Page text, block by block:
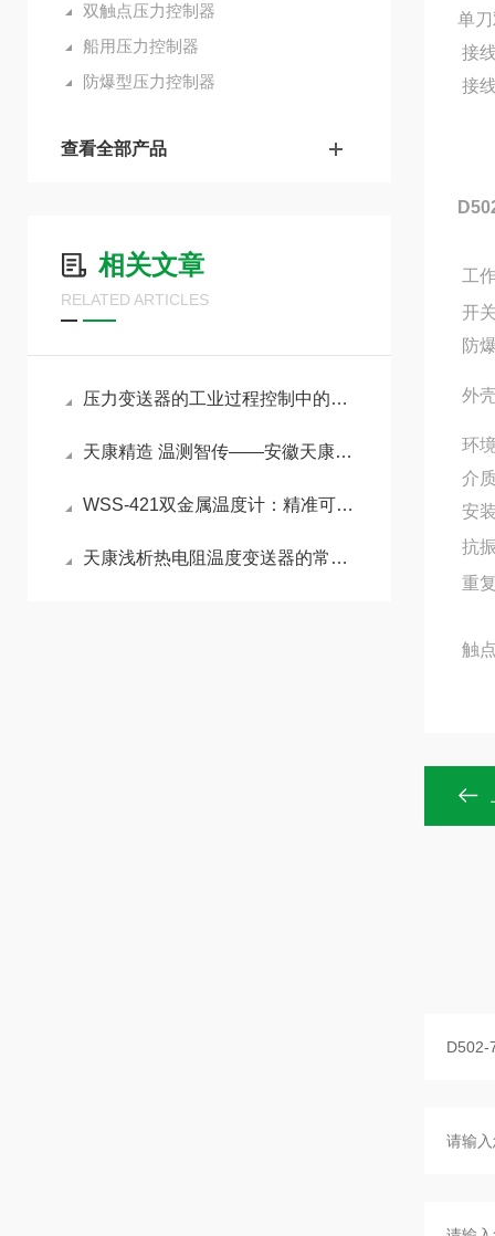
双触点压力控制器
船用压力控制器
防爆型压力控制器
查看全部产品
相关文章
RELATED ARTICLES
压力变送器的工业过程控制中的精准感知与智能传输核心
天康精造 温测智传——安徽天康远传双金属温度计赋能工业精准测控
WSS-421双金属温度计：精准可靠的中低温现场检测利器
天康浅析热电阻温度变送器的常见类型
单
接
接
工
开
防
外
环
介
安
抗
重
触